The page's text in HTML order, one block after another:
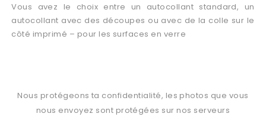
Vous avez le choix entre un autocollant standard, un
autocollant avec des découpes ou avec de la colle sur le
côté imprimé – pour les surfaces en verre
Nous protégeons ta confidentialité, les photos que vous
nous envoyez sont protégées sur nos serveurs